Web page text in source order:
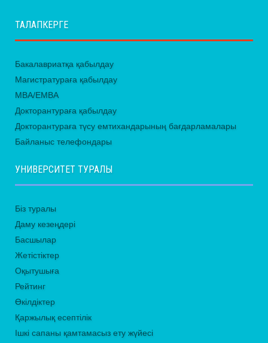
ТАЛАПКЕРГЕ
Бакалавриатқа қабылдау
Магистратураға қабылдау
MBA/EMBA
Докторантураға қабылдау
Докторантураға түсу емтихандарының бағдарламалары
Байланыс телефондары
УНИВЕРСИТЕТ ТУРАЛЫ
Біз туралы
Даму кезеңдері
Басшылар
Жетістіктер
Оқытушыға
Рейтинг
Өкілдіктер
Қаржылық есептілік
Ішкі сапаны қамтамасыз ету жүйесі